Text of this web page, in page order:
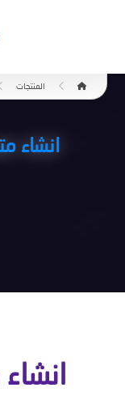
المنتجات
انشاء